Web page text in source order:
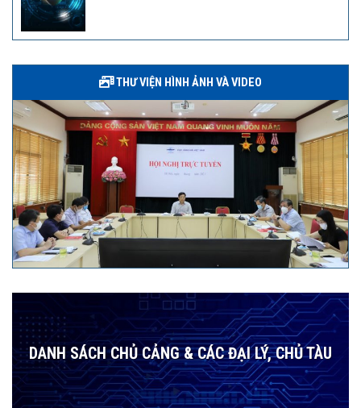
THƯ VIỆN HÌNH ẢNH VÀ VIDEO
DANH SÁCH CHỦ CẢNG & CÁC ĐẠI LÝ, CHỦ TÀU